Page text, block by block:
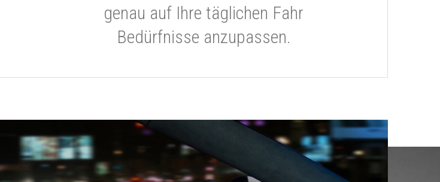
genau auf Ihre täglichen Fahr
Bedürfnisse anzupassen.